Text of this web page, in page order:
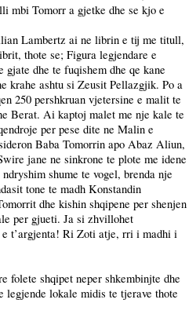
mbi Tomorr a gjetke dhe se kjo e
Lambertz ai ne librin e tij me titull,
thote se; Figura legjendare e
dhe te fuqishem dhe qe kane
krahe ashtu si Zeusit Pellazgjik. Po a
250 pershkruan vjetersine e malit te
Berat. Ai kaptoj malet me nje kale te
per pese dite ne Malin e
Baba Tomorrin apo Abaz Aliun,
jane ne sinkrone te plote me idene
shume te vogel, brenda nje
tone te madh Konstandin
dhe kishin shqipene per shenjen
per gjueti. Ja si zhvillohet
t’argjenta! Ri Zoti atje, rri i madhi i
folete shqipet neper shkembinjte dhe
lokale midis te tjerave thote